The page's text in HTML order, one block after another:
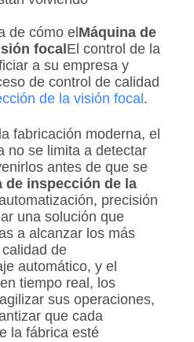
de cómo el Máquina de
focal El control de la
a su empresa y
de control de calidad
de la visión focal .
fabricación moderna, el
no se limita a detectar
antes de que se
de inspección de la
precisión
una solución que
a alcanzar los más
de
automático, y el
tiempo real, los
sus operaciones,
que cada
la fábrica esté